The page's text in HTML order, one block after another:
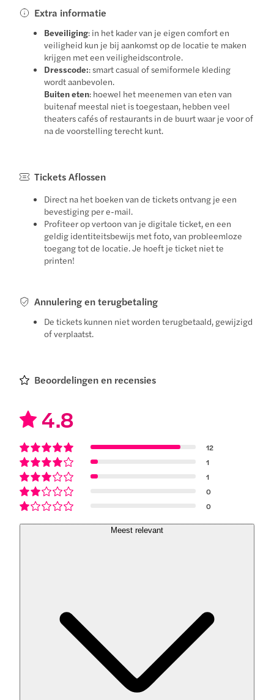
Extra informatie
Beveiliging: in het kader van je eigen comfort en
veiligheid kun je bij aankomst op de locatie te maken
krijgen met een veiligheidscontrole.
Dresscode:: smart casual of semiformele kleding
wordt aanbevolen.
Buiten eten: hoewel het meenemen van eten van
buitenaf meestal niet is toegestaan, hebben veel
theaters cafés of restaurants in de buurt waar je voor of
na de voorstelling terecht kunt.
Tickets Aflossen
Direct na het boeken van de tickets ontvang je een
bevestiging per e-mail.
Profiteer op vertoon van je digitale ticket, en een
geldig identiteitsbewijs met foto, van probleemloze
toegang tot de locatie. Je hoeft je ticket niet te
printen!
Annulering en terugbetaling
De tickets kunnen niet worden terugbetaald, gewijzigd
of verplaatst.
Beoordelingen en recensies
4.8
12
1
1
0
0
Meest relevant